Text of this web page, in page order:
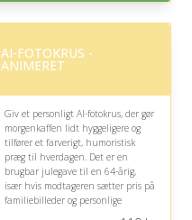
af 5
AI-FOTOKRUS -
ANIMERET
Giv et personligt AI-fotokrus, der gør
morgenkaffen lidt hyggeligere og
tilfører et farverigt, humoristisk
præg til hverdagen. Det er en
brugbar julegave til en 64-årig,
især hvis modtageren sætter pris på
familiebilleder og personlige